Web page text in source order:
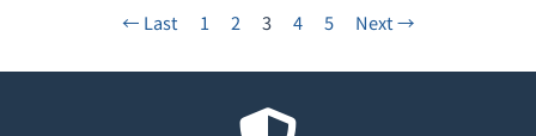
← Last 1 2 3 4 5 Next →